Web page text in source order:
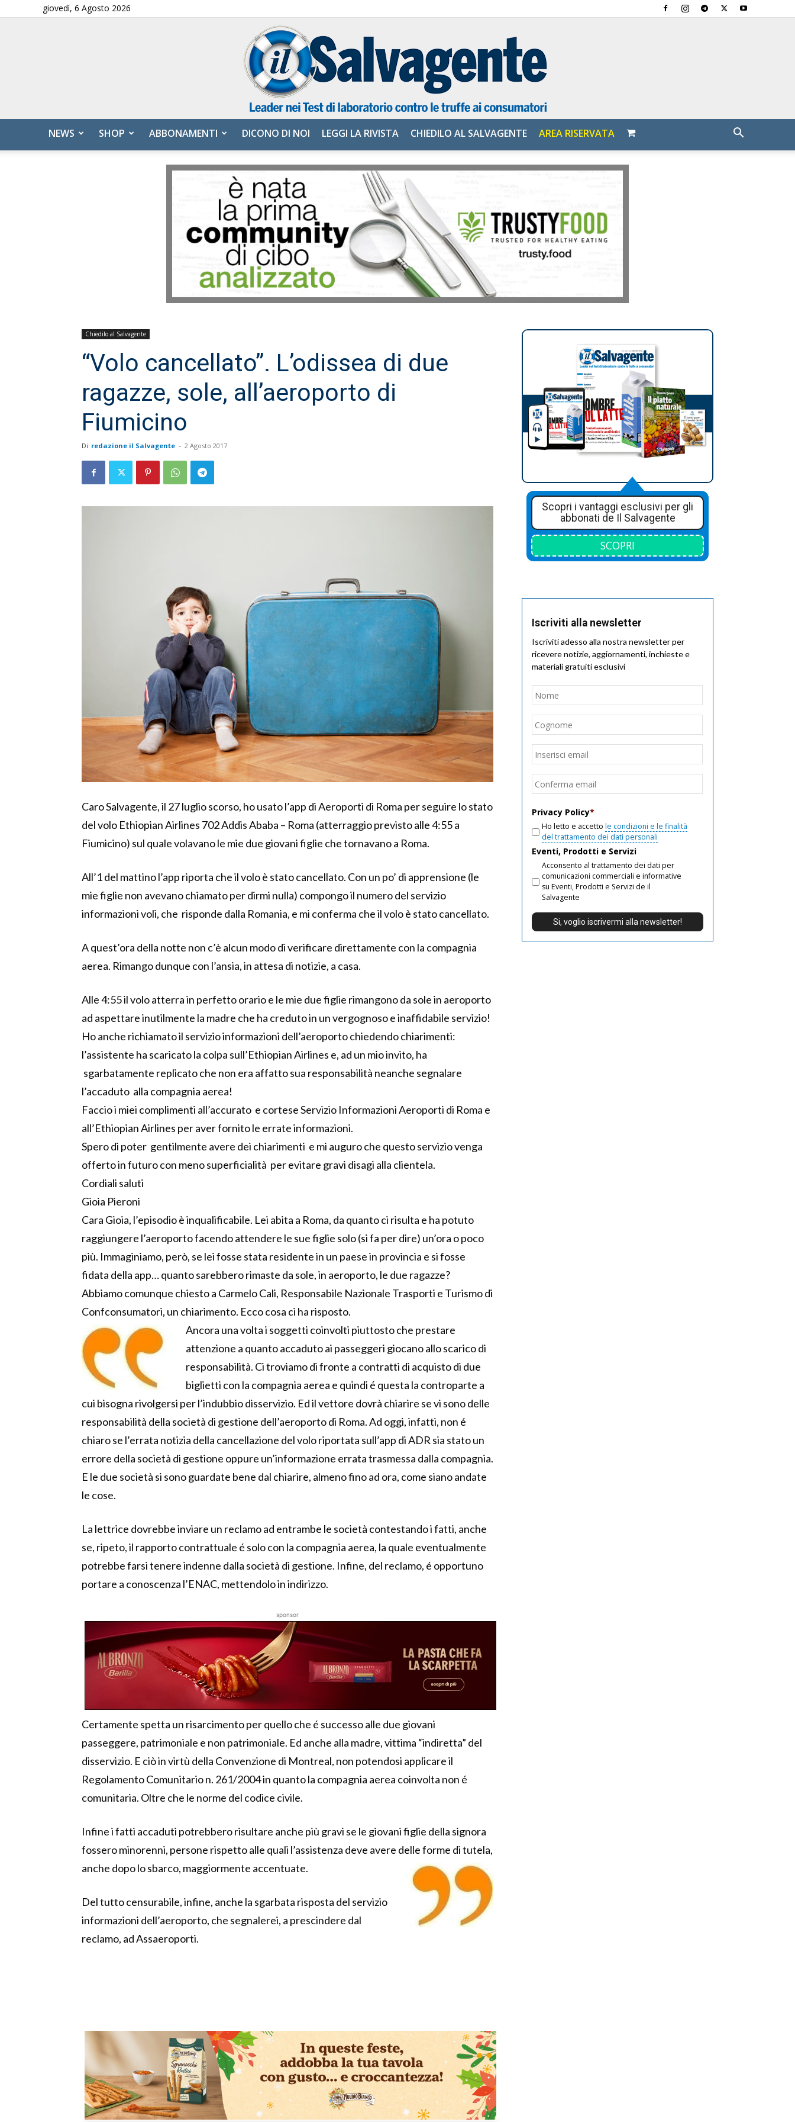
giovedì, 6 Agosto 2026
Salvagente
NEWS SHOP ABBONAMENTI DICONO DI NOI LEGGI LA RIVISTA CHIEDILO AL SALVAGENTE AREA RISERVATA
Chiedilo al Salvagente
“Volo cancellato”. L’odissea di due
ragazze, sole, all’aeroporto di
Fiumicino
Di redazione il Salvagente - 2 Agosto 2017
Caro Salvagente, il 27 luglio scorso, ho usato l’app di Aeroporti di Roma per seguire lo stato
del volo Ethiopian Airlines 702 Addis Ababa – Roma (atterraggio previsto alle 4:55 a
Fiumicino) sul quale volavano le mie due giovani figlie che tornavano a Roma.
All’1 del mattino l’app riporta che il volo è stato cancellato. Con un po’ di apprensione (le
mie figlie non avevano chiamato per dirmi nulla) compongo il numero del servizio
informazioni voli, che risponde dalla Romania, e mi conferma che il volo è stato cancellato.
A quest’ora della notte non c’è alcun modo di verificare direttamente con la compagnia
aerea. Rimango dunque con l’ansia, in attesa di notizie, a casa.
Alle 4:55 il volo atterra in perfetto orario e le mie due figlie rimangono da sole in aeroporto
ad aspettare inutilmente la madre che ha creduto in un vergognoso e inaffidabile servizio!
Ho anche richiamato il servizio informazioni dell’aeroporto chiedendo chiarimenti:
l’assistente ha scaricato la colpa sull’Ethiopian Airlines e, ad un mio invito, ha
sgarbatamente replicato che non era affatto sua responsabilità neanche segnalare
l’accaduto alla compagnia aerea!
Faccio i miei complimenti all’accurato e cortese Servizio Informazioni Aeroporti di Roma e
all’Ethiopian Airlines per aver fornito le errate informazioni.
Spero di poter gentilmente avere dei chiarimenti e mi auguro che questo servizio venga
offerto in futuro con meno superficialità per evitare gravi disagi alla clientela.
Cordiali saluti
Gioia Pieroni
Cara Gioia, l’episodio è inqualificabile. Lei abita a Roma, da quanto ci risulta e ha potuto
raggiungere l’aeroporto facendo attendere le sue figlie solo (si fa per dire) un’ora o poco
più. Immaginiamo, però, se lei fosse stata residente in un paese in provincia e si fosse
fidata della app… quanto sarebbero rimaste da sole, in aeroporto, le due ragazze?
Abbiamo comunque chiesto a Carmelo Cali, Responsabile Nazionale Trasporti e Turismo di
Confconsumatori, un chiarimento. Ecco cosa ci ha risposto.
Ancora una volta i soggetti coinvolti piuttosto che prestare
attenzione a quanto accaduto ai passeggeri giocano allo scarico di
responsabilità. Ci troviamo di fronte a contratti di acquisto di due
biglietti con la compagnia aerea e quindi é questa la controparte a
cui bisogna rivolgersi per l’indubbio disservizio. Ed il vettore dovrà chiarire se vi sono delle
responsabilità della società di gestione dell’aeroporto di Roma. Ad oggi, infatti, non é
chiaro se l’errata notizia della cancellazione del volo riportata sull’app di ADR sia stato un
errore della società di gestione oppure un’informazione errata trasmessa dalla compagnia.
E le due società si sono guardate bene dal chiarire, almeno fino ad ora, come siano andate
le cose.
La lettrice dovrebbe inviare un reclamo ad entrambe le società contestando i fatti, anche
se, ripeto, il rapporto contrattuale é solo con la compagnia aerea, la quale eventualmente
potrebbe farsi tenere indenne dalla società di gestione. Infine, del reclamo, é opportuno
portare a conoscenza l’ENAC, mettendolo in indirizzo.
sponsor
Certamente spetta un risarcimento per quello che é successo alle due giovani
passeggere, patrimoniale e non patrimoniale. Ed anche alla madre, vittima “indiretta” del
disservizio. E ciò in virtù della Convenzione di Montreal, non potendosi applicare il
Regolamento Comunitario n. 261/2004 in quanto la compagnia aerea coinvolta non é
comunitaria. Oltre che le norme del codice civile.
Infine i fatti accaduti potrebbero risultare anche più gravi se le giovani figlie della signora
fossero minorenni, persone rispetto alle quali l’assistenza deve avere delle forme di tutela,
anche dopo lo sbarco, maggiormente accentuate.
Del tutto censurabile, infine, anche la sgarbata risposta del servizio
informazioni dell’aeroporto, che segnalerei, a prescindere dal
reclamo, ad Assaeroporti.
Scopri i vantaggi esclusivi per gli
abbonati de Il Salvagente
SCOPRI
Iscriviti alla newsletter
Iscriviti adesso alla nostra newsletter per
ricevere notizie, aggiornamenti, inchieste e
materiali gratuiti esclusivi
Nome
Email
Privacy Policy*
Ho letto e accetto le condizioni e le finalità
del trattamento dei dati personali
Eventi, Prodotti e Servizi
Acconsento al trattamento dei dati per
comunicazioni commerciali e informative
su Eventi, Prodotti e Servizi de il
Salvagente